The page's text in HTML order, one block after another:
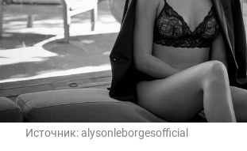
Источник:alysonleborgesofficial